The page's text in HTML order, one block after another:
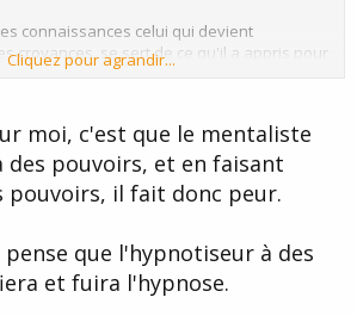
connaissances celui qui devient
croyances, se sert de ce qu'il a appris pour
personne (fumeur etc) qui en fait la
hypnotiseur à condition de connaitre
par les professionnelles.
pour les Mentalistes.
Cliquez pour agrandir...
moi, c'est que le mentaliste
pouvoirs, et en faisant
pouvoirs, il fait donc peur.
que l'hypnotiseur à des
et fuira l'hypnose.